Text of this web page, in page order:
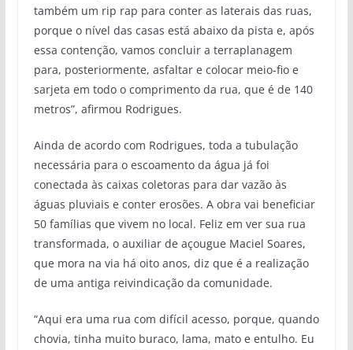
também um rip rap para conter as laterais das ruas,
porque o nível das casas está abaixo da pista e, após
essa contenção, vamos concluir a terraplanagem
para, posteriormente, asfaltar e colocar meio-fio e
sarjeta em todo o comprimento da rua, que é de 140
metros”, afirmou Rodrigues.
Ainda de acordo com Rodrigues, toda a tubulação
necessária para o escoamento da água já foi
conectada às caixas coletoras para dar vazão às
águas pluviais e conter erosões. A obra vai beneficiar
50 famílias que vivem no local. Feliz em ver sua rua
transformada, o auxiliar de açougue Maciel Soares,
que mora na via há oito anos, diz que é a realização
de uma antiga reivindicação da comunidade.
“Aqui era uma rua com difícil acesso, porque, quando
chovia, tinha muito buraco, lama, mato e entulho. Eu